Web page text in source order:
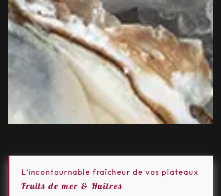
L’incontournable fraîcheur de vos plateaux
Fruits de mer & Huîtres